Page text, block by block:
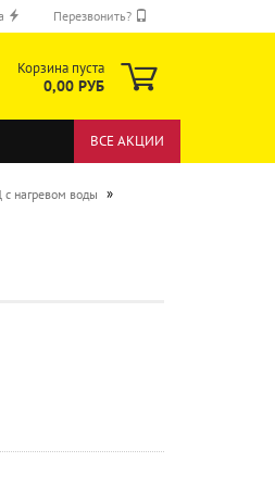
Перезвонить?
Корзина пуста
0,00 РУБ
ВСЕ АКЦИИ
нагревом воды »